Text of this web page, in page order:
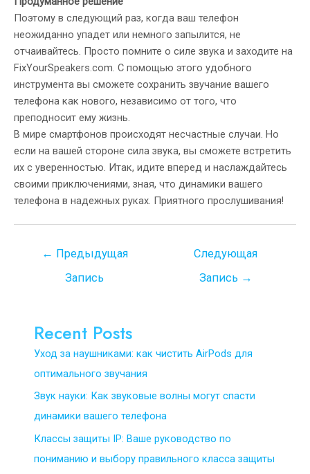
Поэтому в следующий раз, когда ваш телефон
неожиданно упадет или немного запылится, не
отчаивайтесь. Просто помните о силе звука и заходите на
FixYourSpeakers.com. С помощью этого удобного
инструмента вы сможете сохранить звучание вашего
телефона как нового, независимо от того, что
преподносит ему жизнь.
В мире смартфонов происходят несчастные случаи. Но
если на вашей стороне сила звука, вы сможете встретить
их с уверенностью. Итак, идите вперед и наслаждайтесь
своими приключениями, зная, что динамики вашего
телефона в надежных руках. Приятного прослушивания!
Навигация
← Предыдущая
Запись
Следующая
Запись →
Recent Posts
Уход за наушниками: как чистить AirPods для
оптимального звучания
Звук науки: Как звуковые волны могут спасти
динамики вашего телефона
Классы защиты IP: Ваше руководство по
пониманию и выбору правильного класса защиты